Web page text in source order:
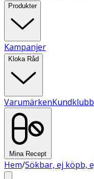
Produkter
Kampanjer
Kloka Råd
VarumärkenKundklubb
Mina Recept
Hem/Sökbar, ej köpb,